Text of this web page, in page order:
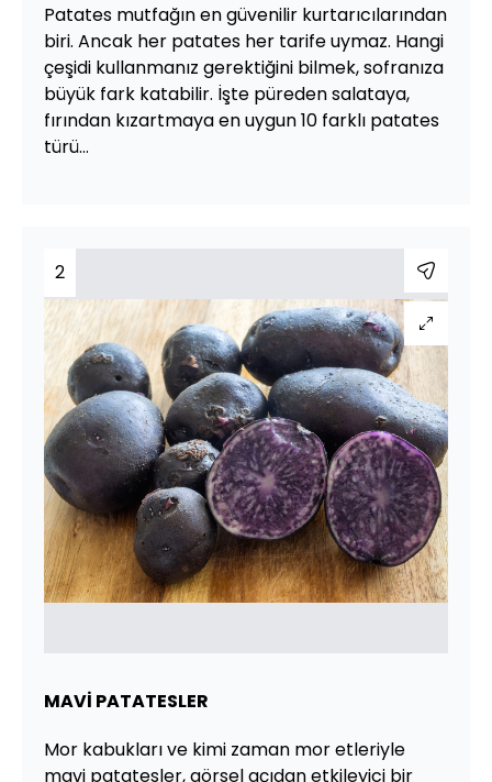
Patates mutfağın en güvenilir kurtarıcılarından
biri. Ancak her patates her tarife uymaz. Hangi
çeşidi kullanmanız gerektiğini bilmek, sofranıza
büyük fark katabilir. İşte püreden salataya,
fırından kızartmaya en uygun 10 farklı patates
türü…
2
MAVİ PATATESLER
Mor kabukları ve kimi zaman mor etleriyle
mavi patatesler, görsel açıdan etkileyici bir